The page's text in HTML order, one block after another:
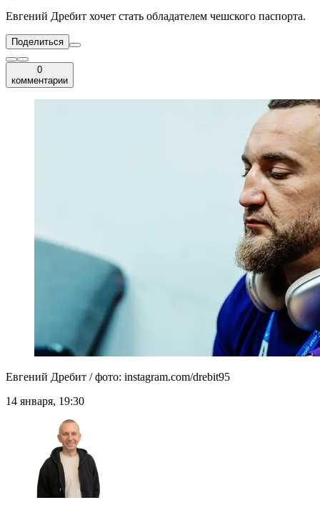
Евгений Дребит хочет стать обладателем чешского паспорта.
Поделиться
0
комментарии
Евгений Дребит / фото: instagram.com/drebit95
14 января, 19:30